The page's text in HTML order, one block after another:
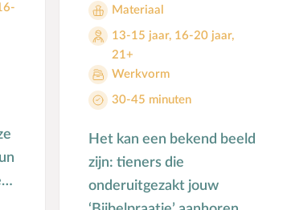
Materiaal
13-15 jaar, 16-20 jaar,
21+
Werkvorm
30-45 minuten
Het kan een bekend beeld
zijn: tieners die
onderuitgezakt jouw